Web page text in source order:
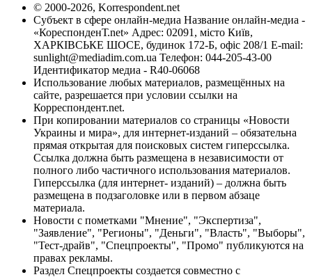
© 2000-2026, Korrespondent.net
Субъект в сфере онлайн-медиа Название онлайн-медиа -
«КореспонденТ.net» Адрес: 02091, місто Київ,
ХАРКІВСЬКЕ ШОСЕ, будинок 172-Б, офіс 208/1 E-mail:
sunlight@mediadim.com.ua Телефон: 044-205-43-00
Идентификатор медиа - R40-06068
Использование любых материалов, размещённых на
сайте, разрешается при условии ссылки на
Корреспондент.net.
При копировании материалов со страницы «Новости
Украины и мира», для интернет-изданий – обязательна
прямая открытая для поисковых систем гиперссылка.
Ссылка должна быть размещена в независимости от
полного либо частичного использования материалов.
Гиперссылка (для интернет- изданий) – должна быть
размещена в подзаголовке или в первом абзаце
материала.
Новости с пометками "Мнение", "Экспертиза",
"Заявление", "Регионы", "Деньги", "Власть", "Выборы",
"Тест-драйв", "Спецпроекты", "Промо" публикуются на
правах рекламы.
Раздел Спецпроекты создается совместно с